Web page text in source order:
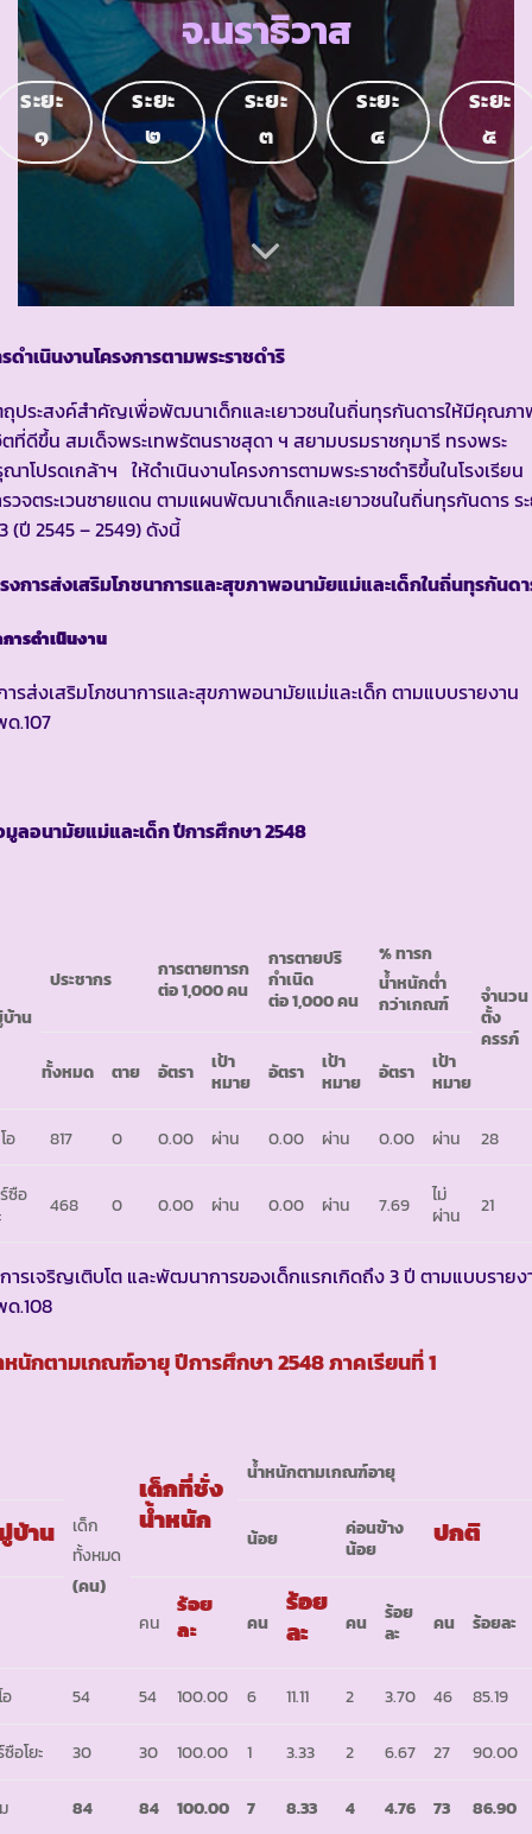
จ.นราธิวาส
ระยะ
๑
ระยะ
๒
ระยะ
๓
ระยะ
๔
ระยะ
๕
ดำเนินงานโครงการตามพระราชดำริ
ประสงค์สำคัญเพื่อพัฒนาเด็กและเยาวชนในถิ่นทุรกันดารให้มีคุณภ
ที่ดีขึ้น สมเด็จพระเทพรัตนราชสุดา ฯ สยามบรมราชกุมารี ทรงพระ
าโปรดเกล้าฯ ให้ดำเนินงานโครงการตามพระราชดำริขึ้นในโรงเรียน
วจตระเวนชายแดน ตามแผนพัฒนาเด็กและเยาวชนในถิ่นทุรกันดาร ระ
(ปี 2545 – 2549) ดังนี้
งการส่งเสริมโภชนาการและสุขภาพอนามัยแม่และเด็กในถิ่นทุรกันด
ารดำเนินงาน
ารส่งเสริมโภชนาการและสุขภาพอนามัยแม่และเด็ก ตามแบบรายงาน
.107
ลอนามัยแม่และเด็ก ปีการศึกษา2548
าน
ประชากร
การตายทารก
ต่อ 1,000 คน
การตายปริ
กำเนิด
ต่อ 1,000 คน
% ทารก
น้ำหนักต่ำ
กว่าเกณฑ์
จำนวน
ตั้ง
ครรภ์
ทั้งหมด
ตาย อัตรา
เป้า
หมาย
อัตรา
เป้า
หมาย
อัตรา
เป้า
หมาย
อ 817 0 0.00 ผ่าน 0.00 ผ่าน 0.00 ผ่าน 28
ซือ
468 0 0.00 ผ่าน 0.00 ผ่าน 7.69
ไม่
ผ่าน
21
ารเจริญเติบโต และพัฒนาการของเด็กแรกเกิดถึง 3 ปี ตามแบบรายง
.108
หนักตามเกณฑ์อายุ ปีการศึกษา 2548 ภาคเรียนที่ 1
เด็ก
ทั้งหมด
(คน)
เด็กที่ชั่ง
น้ำหนัก
น้ำหนักตามเกณฑ์อายุ
บ้าน น้อย
ค่อนข้าง
น้อย
ปกติ
คน
ร้อย
ละ
คน
ร้อย
ละ
คน
ร้อย
ละ
คน ร้อยละ
อ 54 54 100.00 6 11.11 2 3.70 46 85.19
ซือโยะ 30 30 100.00 1 3.33 2 6.67 27 90.00
84 84 100.00 7 8.33 4 4.76 73 86.90